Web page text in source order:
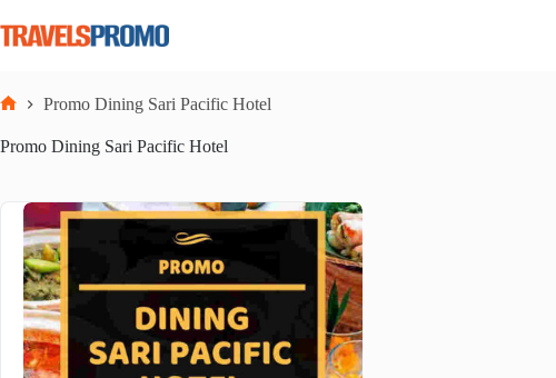
to
content
Promo Dining Sari Pacific Hotel
Promo Dining Sari Pacific Hotel